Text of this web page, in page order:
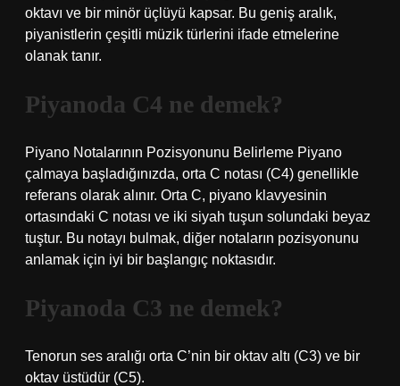
oktavı ve bir minör üçlüyü kapsar. Bu geniş aralık,
piyanistlerin çeşitli müzik türlerini ifade etmelerine
olanak tanır.
Piyanoda C4 ne demek?
Piyano Notalarının Pozisyonunu Belirleme Piyano
çalmaya başladığınızda, orta C notası (C4) genellikle
referans olarak alınır. Orta C, piyano klavyesinin
ortasındaki C notası ve iki siyah tuşun solundaki beyaz
tuştur. Bu notayı bulmak, diğer notaların pozisyonunu
anlamak için iyi bir başlangıç ​​noktasıdır.
Piyanoda C3 ne demek?
Tenorun ses aralığı orta C’nin bir oktav altı (C3) ve bir
oktav üstüdür (C5).